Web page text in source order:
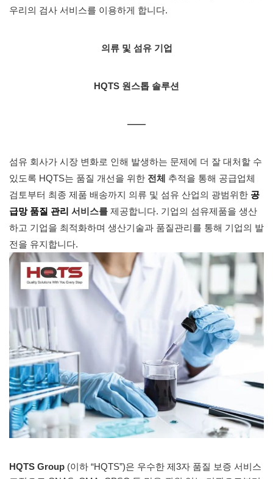
우리의 검사 서비스를 이용하게 합니다.
의류 및 섬유 기업
HQTS 원스톱 솔루션
——
섬유 회사가 시장 변화로 인해 발생하는 문제에 더 잘 대처할 수
있도록 HQTS는 품질 개선을 위한 전체 추적을 통해 공급업체
검토부터 최종 제품 배송까지 의류 및 섬유 산업의 광범위한 공
급망 품질 관리 서비스를 제공합니다. 기업의 섬유제품을 생산
하고 기업을 최적화하며 생산기술과 품질관리를 통해 기업의 발
전을 유지합니다.
HQTS Group (이하 “HQTS”)은 우수한 제3자 품질 보증 서비스